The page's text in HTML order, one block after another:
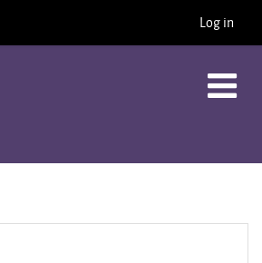
Log in